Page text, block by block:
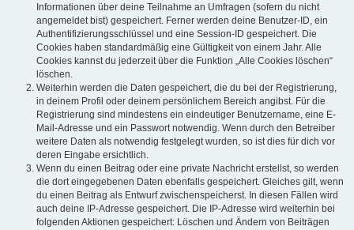
Informationen über deine Teilnahme an Umfragen (sofern du nicht
angemeldet bist) gespeichert. Ferner werden deine Benutzer-ID, ein
Authentifizierungsschlüssel und eine Session-ID gespeichert. Die
Cookies haben standardmäßig eine Gültigkeit von einem Jahr. Alle
Cookies kannst du jederzeit über die Funktion „Alle Cookies löschen“
löschen.
Weiterhin werden die Daten gespeichert, die du bei der Registrierung,
in deinem Profil oder deinem persönlichem Bereich angibst. Für die
Registrierung sind mindestens ein eindeutiger Benutzername, eine E-
Mail-Adresse und ein Passwort notwendig. Wenn durch den Betreiber
weitere Daten als notwendig festgelegt wurden, so ist dies für dich vor
deren Eingabe ersichtlich.
Wenn du einen Beitrag oder eine private Nachricht erstellst, so werden
die dort eingegebenen Daten ebenfalls gespeichert. Gleiches gilt, wenn
du einen Beitrag als Entwurf zwischenspeicherst. In diesen Fällen wird
auch deine IP-Adresse gespeichert. Die IP-Adresse wird weiterhin bei
folgenden Aktionen gespeichert: Löschen und Ändern von Beiträgen